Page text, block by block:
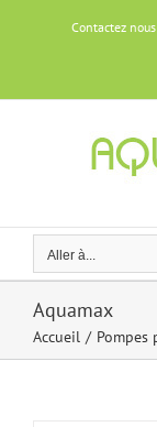
Contactez
Aller à...
Aquamax
Accueil Pompes